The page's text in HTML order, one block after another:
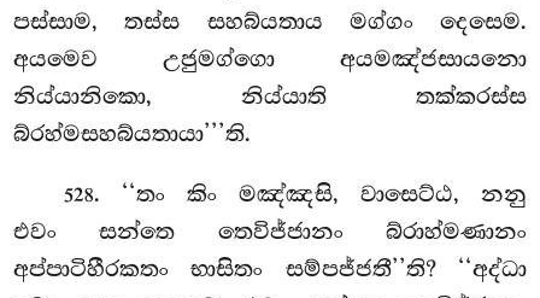
පස්සාම, තස්ස සහබ්යතාය මග්ගං දෙසෙම.
අයමෙව උජුමග්ගො අයමඤ්ජසායනො
නිය්යානිකො, නිය්යාති තක්කරස්ස
බ්රහ්මසහබ්යතායා’’’ති.
528. ‘‘තං කිං මඤ්ඤසි, වාසෙට්ඨ, නනු
එවං සන්තෙ තෙවිජ්ජානං බ්රාහ්මණානං
අප්පාටිහීරකතං භාසිතං සම්පජ්ජතී’’ති? ‘‘අද්ධා